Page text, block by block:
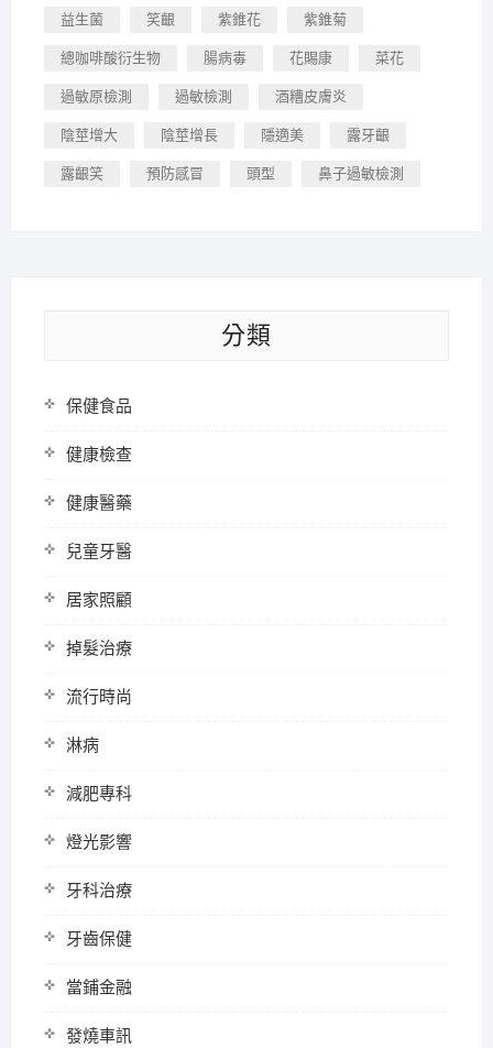
益生菌 笑齦 紫錐花 紫錐菊
總咖啡酸衍生物 腸病毒 花賜康 菜花
過敏原檢測 過敏檢測 酒糟皮膚炎
陰莖增大 陰莖增長 隱適美 露牙齦
露齦笑 預防感冒 頭型 鼻子過敏檢測
分類
保健食品
健康檢查
健康醫藥
兒童牙醫
居家照顧
掉髮治療
流行時尚
淋病
減肥專科
燈光影響
牙科治療
牙齒保健
當鋪金融
發燒車訊